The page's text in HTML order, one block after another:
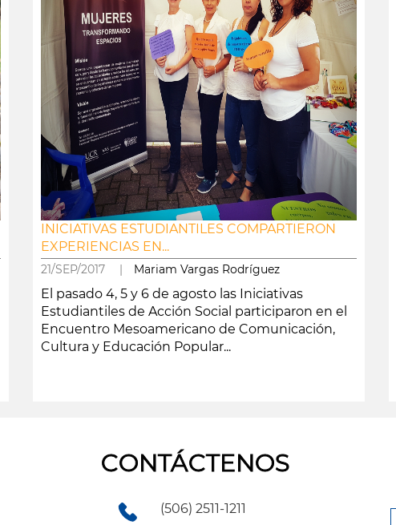
INICIATIVAS ESTUDIANTILES COMPARTIERON
EXPERIENCIAS EN...
21/SEP/2017 | Mariam Vargas Rodríguez
El pasado 4, 5 y 6 de agosto las Iniciativas
Estudiantiles de Acción Social participaron en el
Encuentro Mesoamericano de Comunicación,
Cultura y Educación Popular...
CONTÁCTENOS
(506) 2511-1211